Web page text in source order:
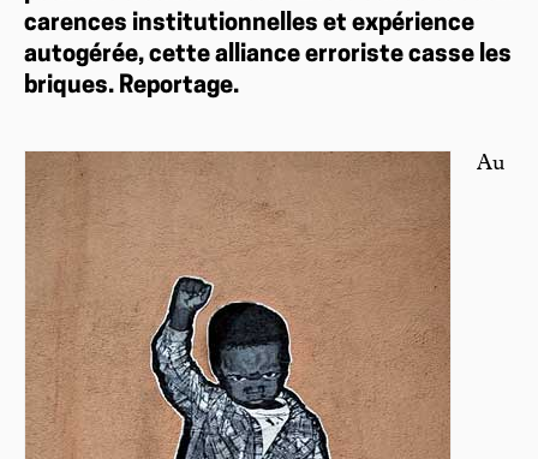
carences institutionnelles et expérience
autogérée, cette alliance erroriste casse les
briques. Reportage.
Au